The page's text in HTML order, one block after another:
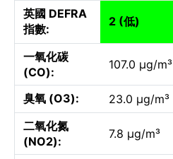
英國 DEFRA
指數:
2 (低)
一氧化碳
(CO):
107.0 µg/m³
臭氧 (O3):
23.0 µg/m³
二氧化氮
(NO2):
7.8 µg/m³